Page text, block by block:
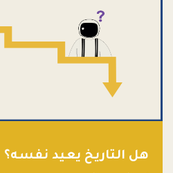
هل التاريخ يعيد نفسه؟